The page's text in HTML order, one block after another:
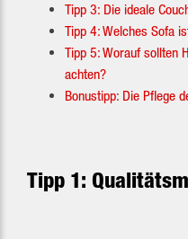
Tipp 3: Die ideale
Tipp 4: Welches Sofa
Tipp 5: Worauf sollten
achten?
Bonustipp: Die Pflege
Tipp 1: